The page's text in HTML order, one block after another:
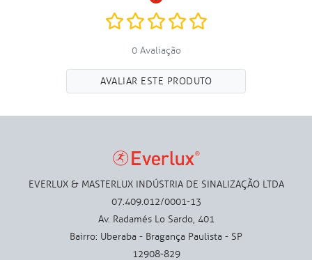
0 Avaliação
AVALIAR ESTE PRODUTO
EVERLUX & MASTERLUX INDÚSTRIA DE SINALIZAÇÃO LTDA
07.409.012/0001-13
Av. Radamés Lo Sardo, 401
Bairro: Uberaba - Bragança Paulista - SP
12908-829